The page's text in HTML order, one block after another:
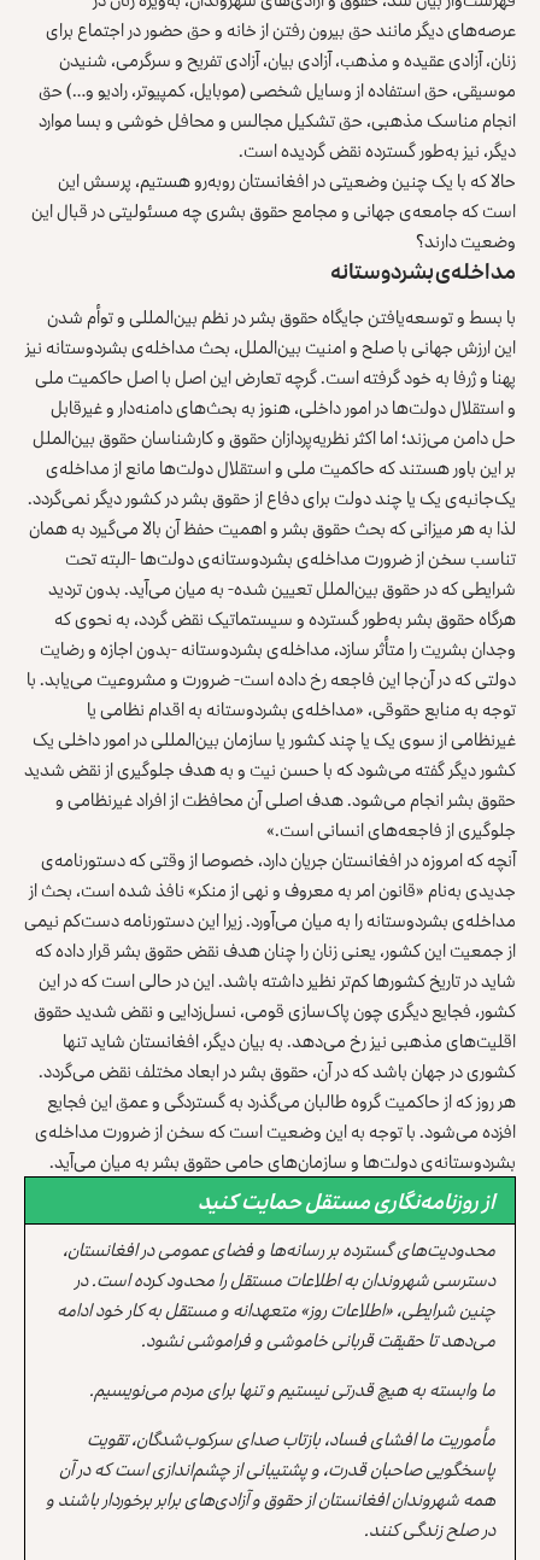
عرصه‌های دیگر مانند حق بیرون رفتن از خانه و حق حضور در اجتماع برای
زنان، آزادی عقیده و مذهب، آزادی بیان، آزادی تفریح و سرگرمی، شنیدن
موسیقی، حق استفاده از وسایل شخصی (موبایل، کمپیوتر، رادیو و…) حق
انجام مناسک مذهبی، حق تشکیل مجالس و محافل خوشی و بسا موارد
دیگر، نیز به‌طور گسترده نقض گردیده است.
حالا که با یک چنین وضعیتی در افغانستان روبه‌رو هستیم، پرسش این
است که جامعه‌ی جهانی و مجامع حقوق بشری چه مسئولیتی در قبال این
وضعیت دارند؟
مداخله‌ی بشردوستانه
با بسط و توسعه‌یافتن جایگاه حقوق بشر در نظم بین‌المللی و توأم شدن
این ارزش جهانی با صلح و امنیت بین‌الملل، بحث مداخله‌ی بشردوستانه نیز
پهنا و ژرفا به‌ خود گرفته است. گرچه تعارض این اصل با اصل حاکمیت ملی
و استقلال دولت‌ها در امور داخلی، هنوز به بحث‌های دامنه‌دار و غیرقابل
حل دامن می‌زند؛ اما اکثر نظریه‌پردازان حقوق و کارشناسان حقوق بین‌الملل
بر این باور هستند که حاکمیت ملی و استقلال دولت‌ها مانع از مداخله‌ی
یک‌جانبه‌ی یک یا چند دولت‌ برای دفاع از حقوق بشر در کشور دیگر نمی‌گردد.
لذا به هر میزانی که بحث حقوق بشر و اهمیت حفظ آن بالا می‌گیرد به همان
تناسب سخن از ضرورت مداخله‌ی بشردوستانه‌ی دولت‌ها -البته تحت
شرایطی که در حقوق بین‌الملل تعیین شده‌- به میان می‌آید. بدون تردید
هرگاه حقوق بشر به‌طور گسترده و سیستماتیک نقض گردد، به‌ نحوی که
وجدان بشریت را متأثر سازد، مداخله‌ی بشردوستانه -بدون اجازه و رضایت
دولتی که در آن‌جا این فاجعه رخ داده است- ضرورت و مشروعیت می‌یابد. با
توجه به منابع حقوقی، «مداخله‌ی بشردوستانه به اقدام نظامی یا
غیرنظامی از سوی یک یا چند کشور یا سازمان بین‌المللی در امور داخلی یک
کشور دیگر گفته می‌شود که با حسن نیت و به هدف جلوگیری از نقض شدید
حقوق بشر انجام می‌شود. هدف اصلی آن محافظت از افراد غیرنظامی و
جلوگیری از فاجعه‌های انسانی است.»
آنچه که امروزه در افغانستان جریان دارد، خصوصا از وقتی که دستورنامه‌ی
جدیدی به‌نام «قانون امر به معروف و نهی از منکر» نافذ شده است، بحث از
مداخله‌ی بشردوستانه را به میان می‌آورد. زیرا این دستورنامه دست‌کم نیمی
از جمعیت این کشور، یعنی زنان را چنان هدف نقض حقوق بشر قرار داده که
شاید در تاریخ کشورها کم‌تر نظیر داشته باشد. این در حالی است که در این
کشور، فجایع دیگری چون پاک‌سازی قومی، نسل‌زدایی و نقض شدید حقوق
اقلیت‌های مذهبی نیز رخ می‌دهد. به بیان دیگر، افغانستان شاید تنها
کشوری در جهان باشد که در آن، حقوق بشر در ابعاد مختلف نقض می‌گردد.
هر روز که از حاکمیت گروه طالبان می‌گذرد به گستردگی و عمق این فجایع
افزده می‌شود. با توجه به این وضعیت است که سخن از ضرورت مداخله‌ی
بشردوستانه‌ی دولت‌ها و سازمان‌های حامی حقوق بشر به میان می‌آید.
از روزنامه‌نگاری مستقل حمایت کنید
محدودیت‌های گسترده بر رسانه‌ها و فضای عمومی در افغانستان،
دسترسی شهروندان به اطلاعات مستقل را محدود کرده است. در
چنین شرایطی، «اطلاعات روز» متعهدانه و مستقل به کار خود ادامه
می‌دهد تا حقیقت قربانی خاموشی و فراموشی نشود.
ما وابسته به هیچ قدرتی نیستیم و تنها برای مردم می‌نویسیم.
مأموریت ما افشای فساد، بازتاب صدای سرکوب‌شدگان، تقویت
پاسخگویی صاحبان قدرت، و پشتیبانی از چشم‌اندازی است که در آن
همه شهروندان افغانستان از حقوق و آزادی‌های برابر برخوردار باشند و
در صلح زندگی کنند.